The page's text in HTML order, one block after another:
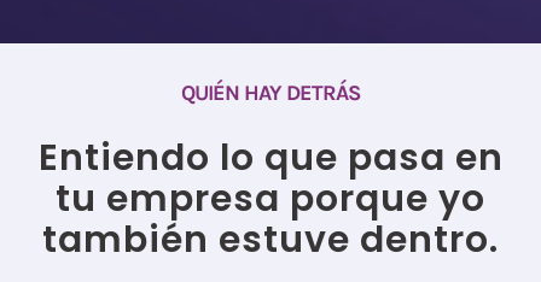
QUIÉN HAY DETRÁS
Entiendo lo que pasa en
tu empresa porque yo
también estuve dentro.